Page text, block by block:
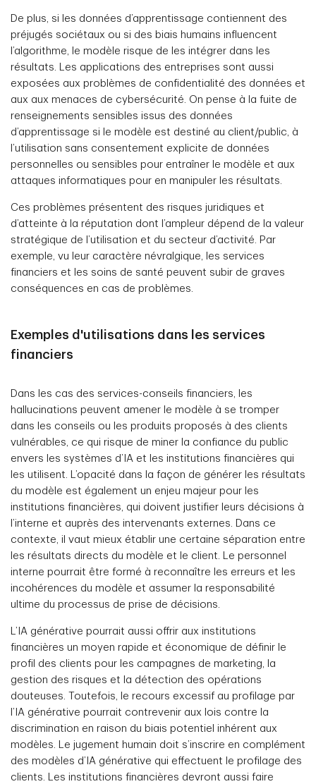
De plus, si les données d’apprentissage contiennent des
préjugés sociétaux ou si des biais humains influencent
l’algorithme, le modèle risque de les intégrer dans les
résultats. Les applications des entreprises sont aussi
exposées aux problèmes de confidentialité des données et
aux aux menaces de cybersécurité. On pense à la fuite de
renseignements sensibles issus des données
d’apprentissage si le modèle est destiné au client/public, à
l’utilisation sans consentement explicite de données
personnelles ou sensibles pour entraîner le modèle et aux
attaques informatiques pour en manipuler les résultats.
Ces problèmes présentent des risques juridiques et
d’atteinte à la réputation dont l’ampleur dépend de la valeur
stratégique de l’utilisation et du secteur d’activité. Par
exemple, vu leur caractère névralgique, les services
financiers et les soins de santé peuvent subir de graves
conséquences en cas de problèmes.
Exemples d'utilisations dans les services
financiers
Dans les cas des services-conseils financiers, les
hallucinations peuvent amener le modèle à se tromper
dans les conseils ou les produits proposés à des clients
vulnérables, ce qui risque de miner la confiance du public
envers les systèmes d’IA et les institutions financières qui
les utilisent. L’opacité dans la façon de générer les résultats
du modèle est également un enjeu majeur pour les
institutions financières, qui doivent justifier leurs décisions à
l’interne et auprès des intervenants externes. Dans ce
contexte, il vaut mieux établir une certaine séparation entre
les résultats directs du modèle et le client. Le personnel
interne pourrait être formé à reconnaître les erreurs et les
incohérences du modèle et assumer la responsabilité
ultime du processus de prise de décisions.
L’IA générative pourrait aussi offrir aux institutions
financières un moyen rapide et économique de définir le
profil des clients pour les campagnes de marketing, la
gestion des risques et la détection des opérations
douteuses. Toutefois, le recours excessif au profilage par
l’IA générative pourrait contrevenir aux lois contre la
discrimination en raison du biais potentiel inhérent aux
modèles. Le jugement humain doit s’inscrire en complément
des modèles d’IA générative qui effectuent le profilage des
clients. Les institutions financières devront aussi faire